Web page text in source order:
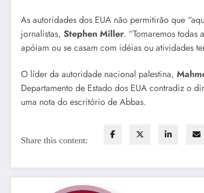
As autoridades dos EUA não permitirão que
jornalistas, Stephen Miller. “Tomaremos todas
apóiam ou se casam com idéias ou atividades
O líder da autoridade nacional palestina,
Departamento de Estado dos EUA contradiz o
uma nota do escritório de Abbas.
Share this content: